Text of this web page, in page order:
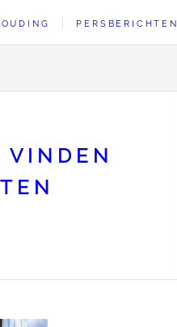
PERSBERICHTEN
VINDEN